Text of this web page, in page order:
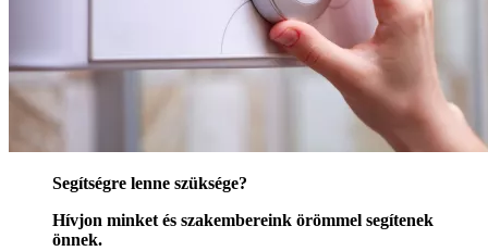
Segítségre lenne szüksége?
Hívjon minket és szakembereink örömmel segítenek
önnek.